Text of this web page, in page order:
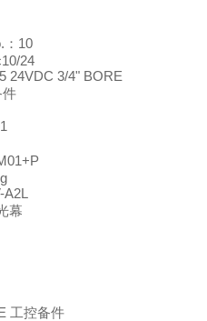
： 10
24
24VDC 3/4" BORE
件
幕
工控备件